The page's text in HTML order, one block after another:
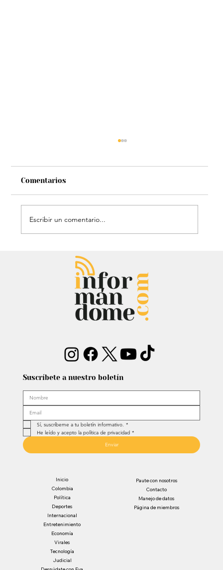
El histórico triunfo de Venezuela en
el Clásico Mundial de Béisbol: Le
dieron gloria a Dios
Comentarios
Escribir un comentario...
Suscríbete a nuestro boletín
Sí, suscríbeme a tu boletín informativo. *
He leído y acepto la política de privacidad *
Enviar
Inicio
Colombia
Política
Deportes
Internacional
Entretenimiento
Economía
Virales
Tecnología
Judicial
Paute con nosotros
Contacto
Manejo de datos
Página de miembros